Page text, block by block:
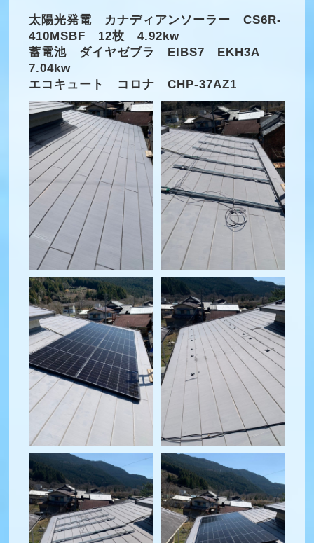
太陽光発電 カナディアンソーラー CS6R-
410MSBF 12枚 4.92kw
蓄電池 ダイヤゼブラ EIBS7 EKH3A
7.04kw
エコキュート コロナ CHP-37AZ1